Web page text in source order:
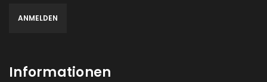
E-Mail-Adresse*
Informationen